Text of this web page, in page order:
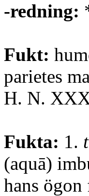
-redning:
Fukt:
parietes
H. N.
Fukta: 1.
(aquā)
hans